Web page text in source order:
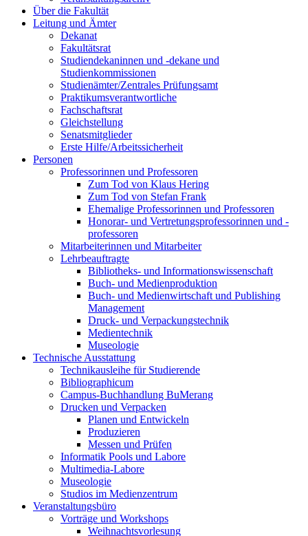
Über die Fakultät
Leitung und Ämter
Dekanat
Fakultätsrat
Studiendekaninnen und -dekane und
Studienkommissionen
Studienämter/Zentrales Prüfungsamt
Praktikumsverantwortliche
Fachschaftsrat
Gleichstellung
Senatsmitglieder
Erste Hilfe/Arbeitssicherheit
Personen
Professorinnen und Professoren
Zum Tod von Klaus Hering
Zum Tod von Stefan Frank
Ehemalige Professorinnen und Professoren
Honorar- und Vertretungsprofessorinnen und -
professoren
Mitarbeiterinnen und Mitarbeiter
Lehrbeauftragte
Bibliotheks- und Informationswissenschaft
Buch- und Medienproduktion
Buch- und Medienwirtschaft und Publishing
Management
Druck- und Verpackungstechnik
Medientechnik
Museologie
Technische Ausstattung
Technikausleihe für Studierende
Bibliographicum
Campus-Buchhandlung BuMerang
Drucken und Verpacken
Planen und Entwickeln
Produzieren
Messen und Prüfen
Informatik Pools und Labore
Multimedia-Labore
Museologie
Studios im Medienzentrum
Veranstaltungsbüro
Vorträge und Workshops
Weihnachtsvorlesung